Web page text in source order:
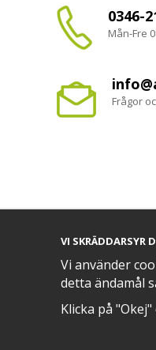
0346-
Mån-Fre
Frågor
VI SKRÄDDARSYR
Vi använder
detta ändamål
Klicka på